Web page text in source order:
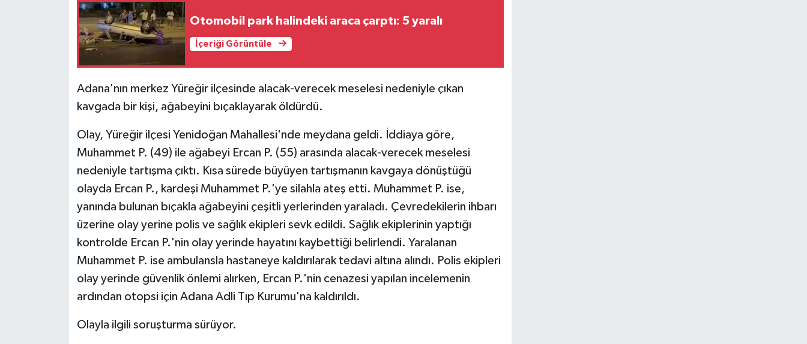
Otomobil park halindeki araca çarptı: 5 yaralı
İçeriği Görüntüle
Adana'nın merkez Yüreğir ilçesinde alacak-verecek meselesi nedeniyle çıkan
kavgada bir kişi, ağabeyini bıçaklayarak öldürdü.
Olay, Yüreğir ilçesi Yenidoğan Mahallesi'nde meydana geldi. İddiaya göre,
Muhammet P. (49) ile ağabeyi Ercan P. (55) arasında alacak-verecek meselesi
nedeniyle tartışma çıktı. Kısa sürede büyüyen tartışmanın kavgaya dönüştüğü
olayda Ercan P., kardeşi Muhammet P.'ye silahla ateş etti. Muhammet P. ise,
yanında bulunan bıçakla ağabeyini çeşitli yerlerinden yaraladı. Çevredekilerin ihbarı
üzerine olay yerine polis ve sağlık ekipleri sevk edildi. Sağlık ekiplerinin yaptığı
kontrolde Ercan P.'nin olay yerinde hayatını kaybettiği belirlendi. Yaralanan
Muhammet P. ise ambulansla hastaneye kaldırılarak tedavi altına alındı. Polis ekipleri
olay yerinde güvenlik önlemi alırken, Ercan P.'nin cenazesi yapılan incelemenin
ardından otopsi için Adana Adli Tıp Kurumu'na kaldırıldı.
Olayla ilgili soruşturma sürüyor.